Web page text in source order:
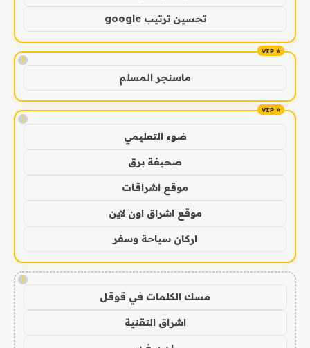
تحسين ترتيب google
!
ماسنجر المسلم
!
ضوء التعليمي
صحيفة برق
موقع اشراقات
موقع اشراق اون لاين
اركان سياحة وسفر
!
مسك الكلمات في قوقل
اشراق التقنية